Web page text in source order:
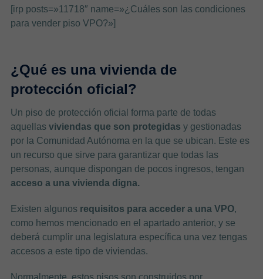
[irp posts=»11718″ name=»¿Cuáles son las condiciones
para vender piso VPO?»]
¿Qué es una vivienda de
protección oficial?
Un piso de protección oficial forma parte de todas
aquellas viviendas que son protegidas y gestionadas
por la Comunidad Autónoma en la que se ubican. Este es
un recurso que sirve para garantizar que todas las
personas, aunque dispongan de pocos ingresos, tengan
acceso a una vivienda digna.
Existen algunosrequisitos para acceder a una VPO,
como hemos mencionado en el apartado anterior, y se
deberá cumplir una legislatura específica una vez tengas
accesos a este tipo de viviendas.